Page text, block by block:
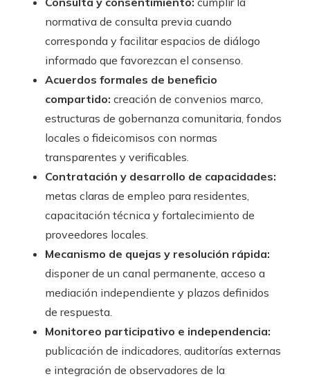
normativa de consulta previa cuando
corresponda y facilitar espacios de diálogo
informado que favorezcan el consenso.
Acuerdos formales de beneficio
compartido: creación de convenios marco,
estructuras de gobernanza comunitaria, fondos
locales o fideicomisos con normas
transparentes y verificables.
Contratación y desarrollo de capacidades:
metas claras de empleo para residentes,
capacitación técnica y fortalecimiento de
proveedores locales.
Mecanismo de quejas y resolución rápida:
disponer de un canal permanente, acceso a
mediación independiente y plazos definidos
de respuesta.
Monitoreo participativo e independencia:
publicación de indicadores, auditorías externas
e integración de observadores de la